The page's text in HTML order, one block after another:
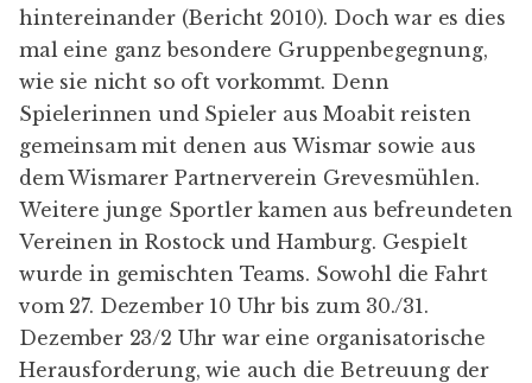
hintereinander (Bericht 2010). Doch war es dies
mal eine ganz besondere Gruppenbegegnung,
wie sie nicht so oft vorkommt. Denn
Spielerinnen und Spieler aus Moabit reisten
gemeinsam mit denen aus Wismar sowie aus
dem Wismarer Partnerverein Grevesmühlen.
Weitere junge Sportler kamen aus befreundeten
Vereinen in Rostock und Hamburg. Gespielt
wurde in gemischten Teams. Sowohl die Fahrt
vom 27. Dezember 10 Uhr bis zum 30./31.
Dezember 23/2 Uhr war eine organisatorische
Herausforderung, wie auch die Betreuung der